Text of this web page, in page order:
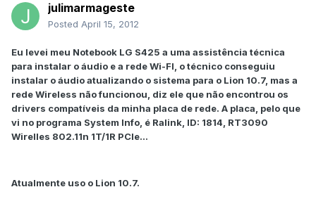
julimarmageste
Posted April 15, 2012
Eu levei meu Notebook LG S425 a uma assistência técnica
para instalar o áudio e a rede Wi-FI, o técnico conseguiu
instalar o áudio atualizando o sistema para o Lion 10.7, mas a
rede Wireless não funcionou, diz ele que não encontrou os
drivers compatíveis da minha placa de rede. A placa, pelo que
vi no programa System Info, é Ralink, ID: 1814, RT3090
Wirelles 802.11n 1T/1R PCIe...
Atualmente uso o Lion 10.7.